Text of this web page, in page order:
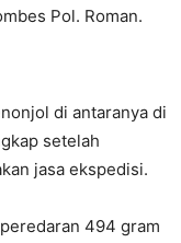
Pol. Roman.
di antaranya di
setelah
jasa ekspedisi.
494 gram